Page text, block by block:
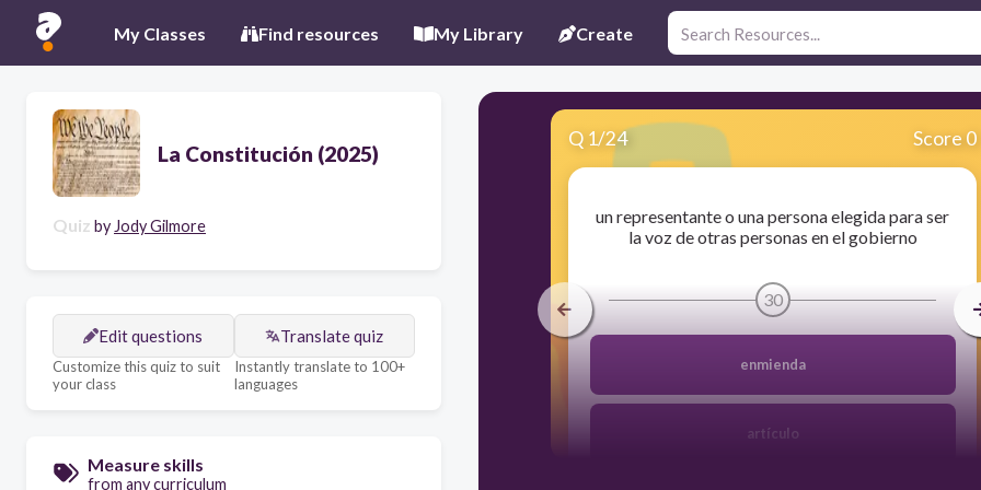
My Classes Find resources My Library Create
La Constitución (2025)
Quiz by Jody Gilmore
Edit questions
Customize this quiz to suit
your class
Translate quiz
Instantly translate to 100+
languages
Measure skills
from any curriculum
Q 1/24 Score 0
un representante o una persona elegida para ser
la voz de otras personas en el gobierno
30
enmienda
artículo